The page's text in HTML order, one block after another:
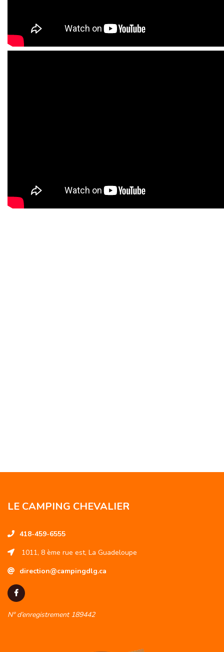
LE CAMPING CHEVALIER
418-459-6555
1011, 8 ème rue est, La Guadeloupe
direction@campingdlg.ca
N° d’enregistrement 189442